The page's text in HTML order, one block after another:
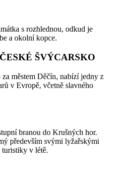
s rozhlednou, odkud je
a okolní kopce.
ŠVÝCARSKO
městem Děčín, nabízí jedny z
v Evropě, včetně slavného
branou do Krušných hor.
především svými lyžařskými
turistiky v létě.